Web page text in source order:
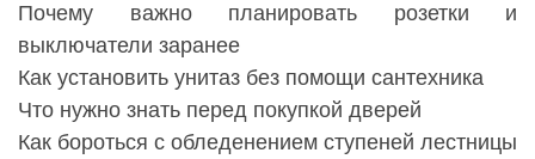
Почему важно планировать розетки и
выключатели заранее
Как установить унитаз без помощи сантехника
Что нужно знать перед покупкой дверей
Как бороться с обледенением ступеней лестницы